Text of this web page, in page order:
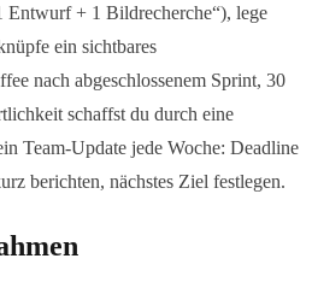
+ 1 Bildrecherche“), lege
ein sichtbares
nach abgeschlossenem Sprint, 30
schaffst du durch eine
Team-Update jede Woche: Deadline
berichten, nächstes Ziel festlegen.